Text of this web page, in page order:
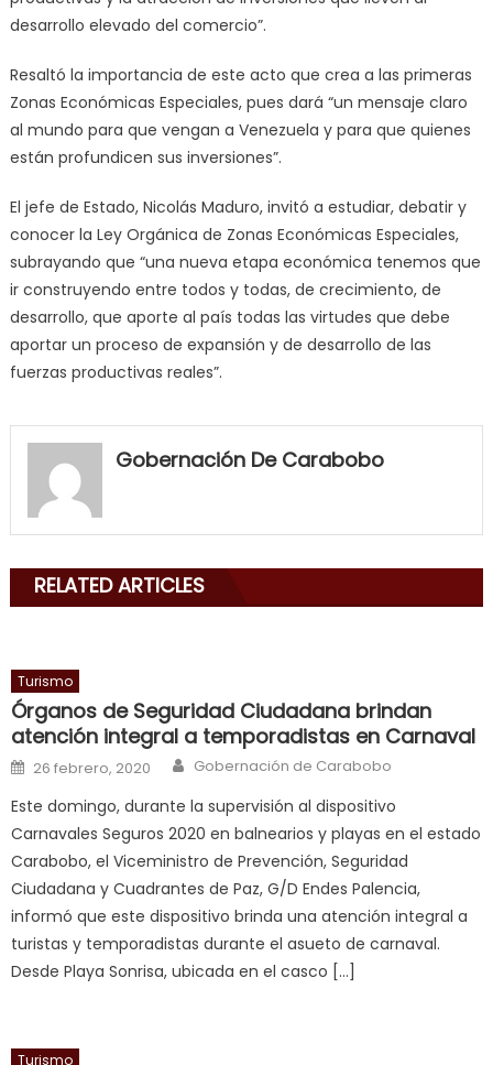
desarrollo elevado del comercio”.
Resaltó la importancia de este acto que crea a las primeras
Zonas Económicas Especiales, pues dará “un mensaje claro
al mundo para que vengan a Venezuela y para que quienes
están profundicen sus inversiones”.
El jefe de Estado, Nicolás Maduro, invitó a estudiar, debatir y
conocer la Ley Orgánica de Zonas Económicas Especiales,
subrayando que “una nueva etapa económica tenemos que
ir construyendo entre todos y todas, de crecimiento, de
desarrollo, que aporte al país todas las virtudes que debe
aportar un proceso de expansión y de desarrollo de las
fuerzas productivas reales”.
my
neighbor
mouth
delicious
will
smith
is
cuckold,
nice
milf
in
squirting,
आपक
न
ह
क
Gobernación De Carabobo
RELATED ARTICLES
Turismo
Órganos de Seguridad Ciudadana brindan
atención integral a temporadistas en Carnaval
Posted on
26 febrero, 2020 Author
Gobernación de Carabobo
Este domingo, durante la supervisión al dispositivo
Carnavales Seguros 2020 en balnearios y playas en el estado
Carabobo, el Viceministro de Prevención, Seguridad
Ciudadana y Cuadrantes de Paz, G/D Endes Palencia,
informó que este dispositivo brinda una atención integral a
turistas y temporadistas durante el asueto de carnaval.
Desde Playa Sonrisa, ubicada en el casco […]
Turismo